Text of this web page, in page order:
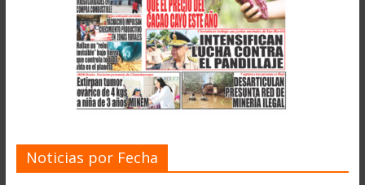
Noticias por Fecha